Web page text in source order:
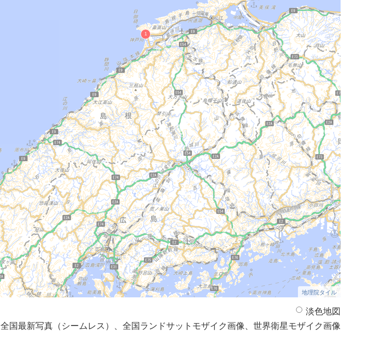
地理院タイル
淡色地図
全国最新写真（シームレス）、全国ランドサットモザイク画像、世界衛星モザイク画像